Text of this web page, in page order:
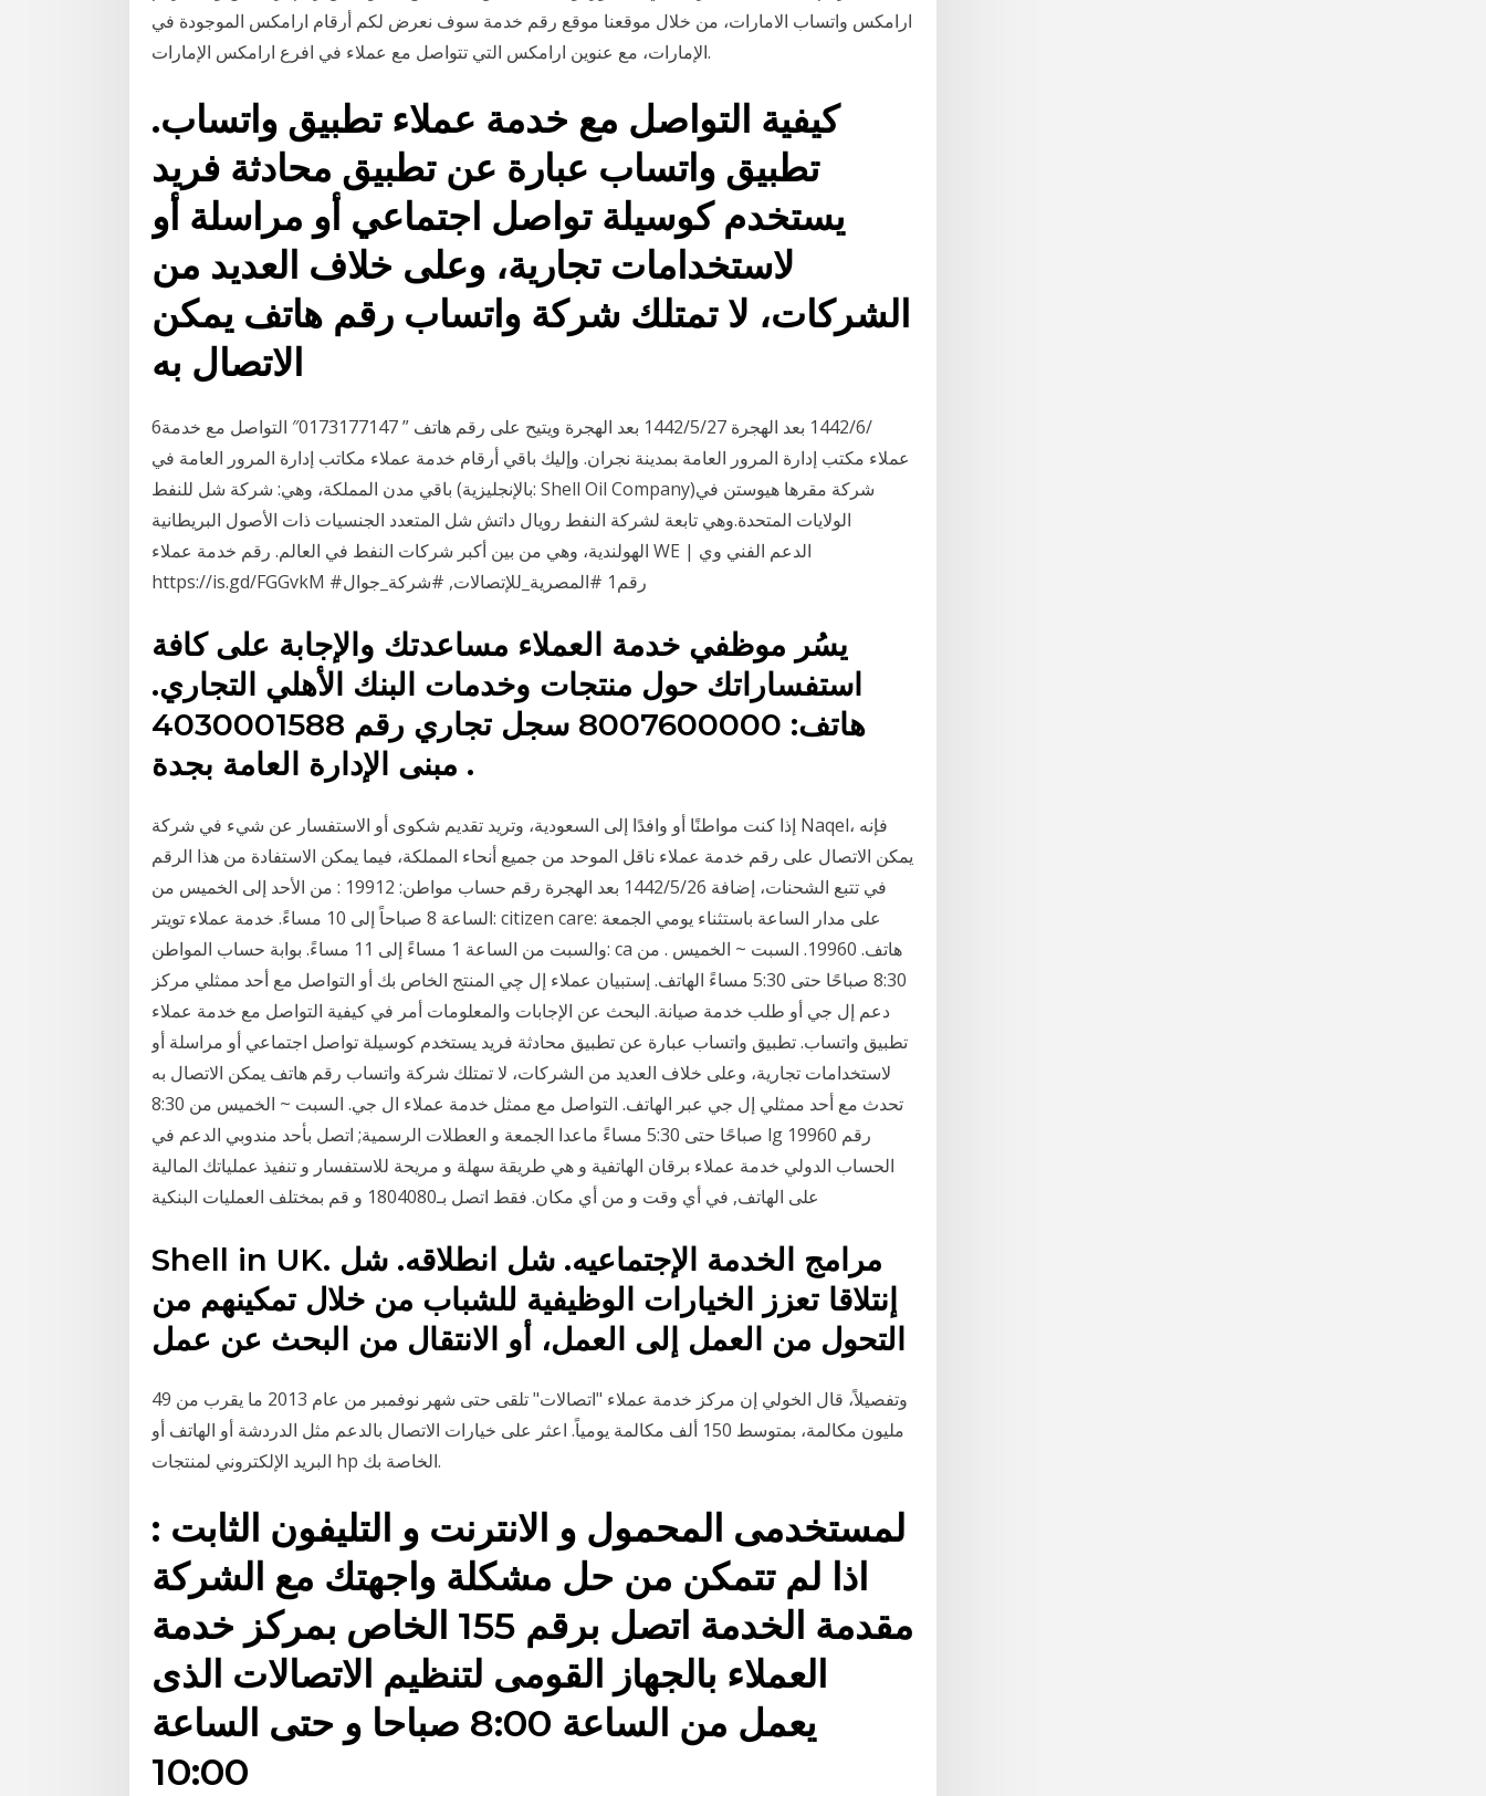
ارامكس واتساب الامارات، من خلال موقعنا موقع رقم خدمة سوف نعرض لكم أرقام ارامكس الموجودة في
الإمارات، مع عنوين ارامكس التي تتواصل مع عملاء في افرع ارامكس الإمارات.
كيفية التواصل مع خدمة عملاء تطبيق واتساب.
تطبيق واتساب عبارة عن تطبيق محادثة فريد
يستخدم كوسيلة تواصل اجتماعي أو مراسلة أو
لاستخدامات تجارية، وعلى خلاف العديد من
الشركات، لا تمتلك شركة واتساب رقم هاتف يمكن
الاتصال به
6‏‏/6‏‏/1442 بعد الهجرة 27‏‏/5‏‏/1442 بعد الهجرة ويتيح على رقم هاتف ” 0173177147″ التواصل مع خدمة
عملاء مكتب إدارة المرور العامة بمدينة نجران. وإليك باقي أرقام خدمة عملاء مكاتب إدارة المرور العامة في
باقي مدن المملكة، وهي: شركة شل للنفط (بالإنجليزية: Shell Oil Company)‏ شركة مقرها هيوستن في
الولايات المتحدة.وهي تابعة لشركة النفط رويال داتش شل المتعدد الجنسيات ذات الأصول البريطانية
الهولندية، وهي من بين أكبر شركات النفط في العالم. رقم خدمة عملاء WE | الدعم الفني وي
https://is.gd/FGGvkM #رقم1 #المصرية_للإتصالات, #شركة_جوال
يسُر موظفي خدمة العملاء مساعدتك والإجابة على كافة
استفساراتك حول منتجات وخدمات البنك الأهلي التجاري.
هاتف: 8007600000 سجل تجاري رقم 4030001588
مبنى الإدارة العامة بجدة .
إذا كنت مواطنًا أو وافدًا إلى السعودية، وتريد تقديم شكوى أو الاستفسار عن شيء في شركة Naqel، فإنه
يمكن الاتصال على رقم خدمة عملاء ناقل الموحد من جميع أنحاء المملكة، فيما يمكن الاستفادة من هذا الرقم
في تتبع الشحنات، إضافة 26‏‏/5‏‏/1442 بعد الهجرة رقم حساب مواطن: 19912 : من الأحد إلى الخميس من
الساعة 8 صباحاً إلى 10 مساءً. خدمة عملاء تويتر: citizen care: على مدار الساعة باستثناء يومي الجمعة
والسبت من الساعة 1 مساءً إلى 11 مساءً. بوابة حساب المواطن: ca هاتف. 19960. السبت ~ الخميس . من
8:30 صباحًا حتى 5:30 مساءً الهاتف. إستبيان عملاء إل چي المنتج الخاص بك أو التواصل مع أحد ممثلي مركز
دعم إل جي أو طلب خدمة صيانة. البحث عن الإجابات والمعلومات أمر في كيفية التواصل مع خدمة عملاء
تطبيق واتساب. تطبيق واتساب عبارة عن تطبيق محادثة فريد يستخدم كوسيلة تواصل اجتماعي أو مراسلة أو
لاستخدامات تجارية، وعلى خلاف العديد من الشركات، لا تمتلك شركة واتساب رقم هاتف يمكن الاتصال به
تحدث مع أحد ممثلي إل جي عبر الهاتف. التواصل مع ممثل خدمة عملاء ال جي. السبت ~ الخميس من 8:30
صباحًا حتى 5:30 مساءً ماعدا الجمعة و العطلات الرسمية; اتصل بأحد مندوبي الدعم في lg 19960 رقم
الحساب الدولي خدمة عملاء برقان الهاتفية و هي طريقة سهلة و مريحة للاستفسار و تنفيذ عملياتك المالية
على الهاتف, في أي وقت و من أي مكان. فقط اتصل بـ1804080 و قم بمختلف العمليات البنكية
Shell in UK. مرامج الخدمة الإجتماعيه. شل انطلاقه. شل
إنتلاقا تعزز الخيارات الوظيفية للشباب من خلال تمكينهم من
وتفصيلاً، قال الخولي إن مركز خدمة عملاء "اتصالات" تلقى حتى شهر نوفمبر من عام 2013 ما يقرب من 49
مليون مكالمة، بمتوسط 150 ألف مكالمة يومياً. اعثر على خيارات الاتصال بالدعم مثل الدردشة أو الهاتف أو
البريد الإلكتروني لمنتجات hp الخاصة بك.
لمستخدمى المحمول و الانترنت و التليفون الثابت :
اذا لم تتمكن من حل مشكلة واجهتك مع الشركة
مقدمة الخدمة اتصل برقم 155 الخاص بمركز خدمة
العملاء بالجهاز القومى لتنظيم الاتصالات الذى
يعمل من الساعة 8:00 صباحا و حتى الساعة
10:00